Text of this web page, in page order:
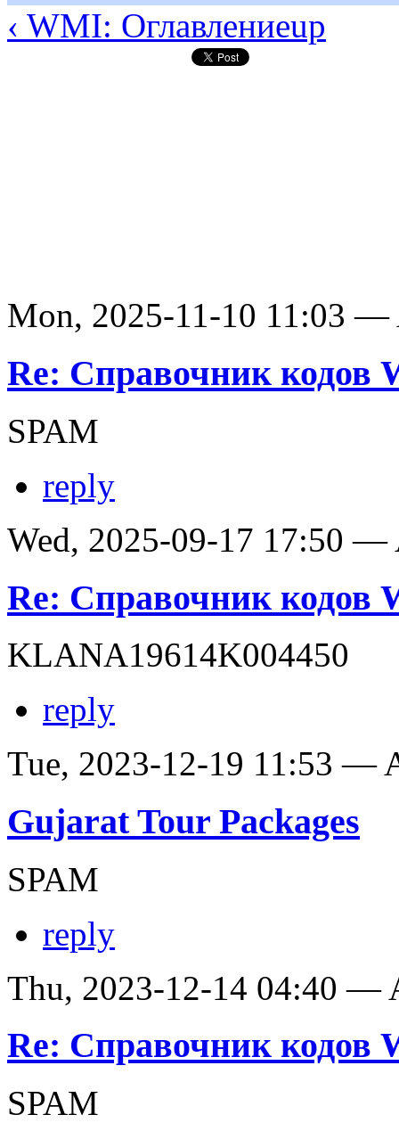
‹ WMI: Оглавлениеup
Mon, 2025-11-10 11:03 —
Re: Справочник кодов
SPAM
reply
Wed, 2025-09-17 17:50 —
Re: Справочник кодов
KLANA19614K004450
reply
Tue, 2023-12-19 11:53 —
Gujarat Tour Packages
SPAM
reply
Thu, 2023-12-14 04:40 —
Re: Справочник кодов
SPAM